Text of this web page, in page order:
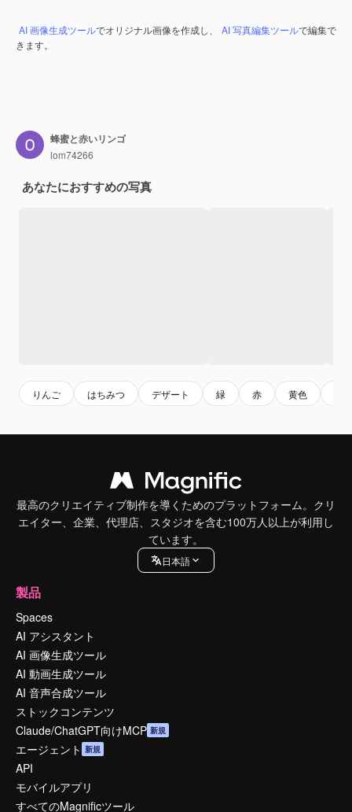
AI 画像生成ツールでオリジナル画像を作成し、 AI 写真編集ツールで編集で
きます。
蜂蜜と赤いリンゴ
lom74266
あなたにおすすめの写真
りんご はちみつ デザート 緑 赤 黄色
最高のクリエイティブ制作を導くためのプラットフォーム。クリ
エイター、企業、代理店、スタジオを含む100万人以上が利用し
ています。
日本語
製品
Spaces
AI アシスタント
AI 画像生成ツール
AI 動画生成ツール
AI 音声合成ツール
ストックコンテンツ
Claude/ChatGPT向けMCP 新規
エージェント 新規
API
モバイルアプリ
すべてのMagnificツール